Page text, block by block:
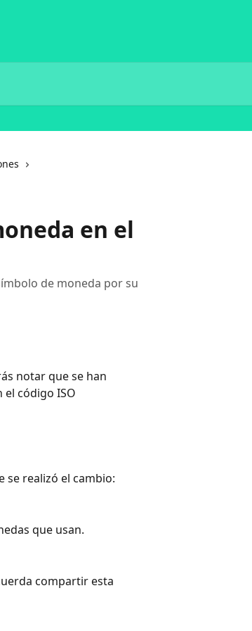
en el
de moneda por su
notar que se han
código ISO
se realizó el cambio:
que usan.
compartir esta